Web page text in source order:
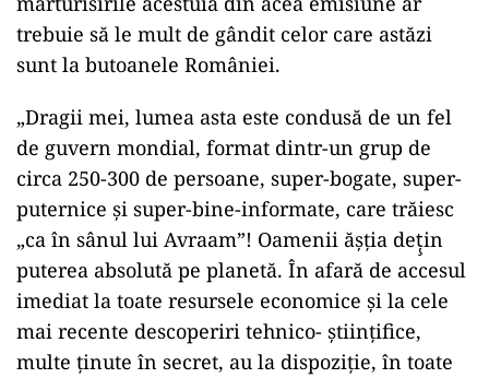
trebuie să le mult de gândit celor care astăzi
sunt la butoanele României.
„Dragii mei, lumea asta este condusă de un fel
de guvern mondial, format dintr-un grup de
circa 250-300 de persoane, super-bogate, super-
puternice şi super-bine-informate, care trăiesc
„ca în sânul lui Avraam”! Oamenii ăşţia deţ̧in
puterea absolută pe planetă. În afară de accesul
imediat la toate resursele economice şi la cele
mai recente descoperiri tehnico- științifice,
multe ținute în secret, au la dispoziție, în toate